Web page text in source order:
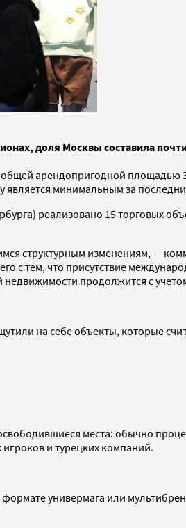
доля Москвы составила
арендопригодной площадью
минимальным за
реализовано 15 торговых
структурным изменениям, —
с тем, что присутствие
продолжится с
на себе объекты, которые
места: обычно
и турецких компаний.
универмага или